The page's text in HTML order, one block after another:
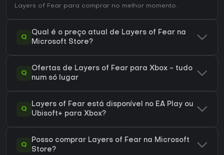
Layers of Fear para comprar no melhor momento.
Q
Qual é o preço atual de Layers of Fear na
Microsoft Store?
Q
Ofertas de Layers of Fear para Xbox - tudo
num só lugar
Q
Layers of Fear está disponível no EA Play ou
Ubisoft+ para Xbox?
Q
Posso comprar Layers of Fear na Microsoft
Store?